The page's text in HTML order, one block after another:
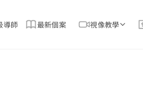
導師 最新個案 視像教學
瀝源 補習推介